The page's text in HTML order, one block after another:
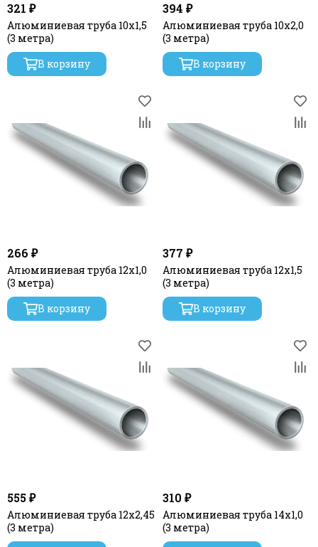
321 ₽
Алюминиевая труба 10х1,5
(3 метра)
В корзину
394 ₽
Алюминиевая труба 10х2,0
(3 метра)
В корзину
266 ₽
Алюминиевая труба 12х1,0
(3 метра)
В корзину
377 ₽
Алюминиевая труба 12x1,5
(3 метра)
В корзину
555 ₽
Алюминиевая труба 12х2,45
(3 метра)
310 ₽
Алюминиевая труба 14x1,0
(3 метра)